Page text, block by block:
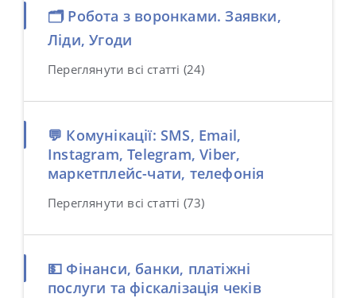
🗂️ Робота з воронками. Заявки,
Ліди, Угоди
Переглянути всі статті (24)
💬 Комунікації: SMS, Email,
Instagram, Telegram, Viber,
маркетплейс-чати, телефонія
Переглянути всі статті (73)
💵 Фінанси, банки, платіжні
послуги та фіскалізація чеків